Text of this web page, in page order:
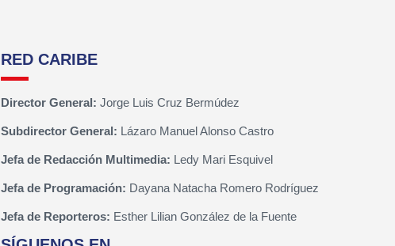
RED CARIBE
Director General: Jorge Luis Cruz Bermúdez
Subdirector General: Lázaro Manuel Alonso Castro
Jefa de Redacción Multimedia: Ledy Mari Esquivel
Jefa de Programación: Dayana Natacha Romero Rodríguez
Jefa de Reporteros: Esther Lilian González de la Fuente